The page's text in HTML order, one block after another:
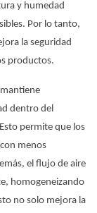
y humedad
Por lo tanto,
la seguridad
productos.
dentro del
permite que los
menos
el flujo de aire
homogeneizando
no solo mejora la